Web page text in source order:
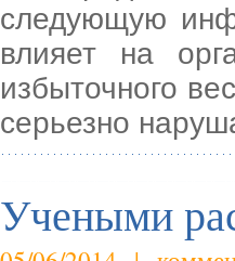
следующую
влияет на
избыточного
серьезно
Учеными